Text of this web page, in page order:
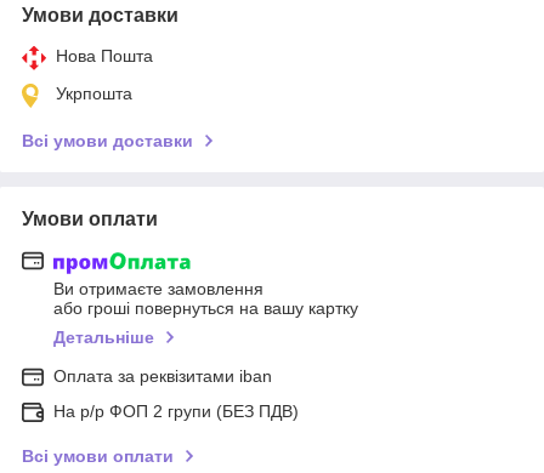
Умови доставки
Нова Пошта
Укрпошта
Всі умови доставки
Умови оплати
Ви отримаєте замовлення
або гроші повернуться на вашу картку
Детальніше
Оплата за реквізитами iban
На р/р ФОП 2 групи (БЕЗ ПДВ)
Всі умови оплати